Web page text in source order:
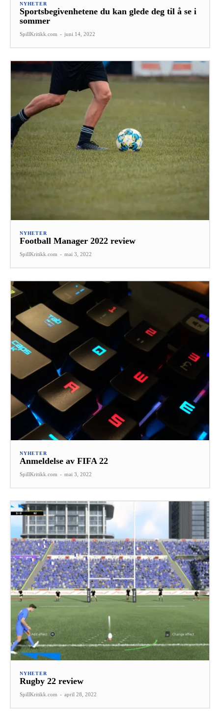
NYHETER
Sportsbegivenhetene du kan glede deg til å se i
sommer
SpillKritikk.com - juni 14, 2022
NYHETER
Football Manager 2022 review
SpillKritikk.com - mai 3, 2022
NYHETER
Anmeldelse av FIFA 22
SpillKritikk.com - mai 3, 2022
NYHETER
Rugby 22 review
SpillKritikk.com - april 28, 2022